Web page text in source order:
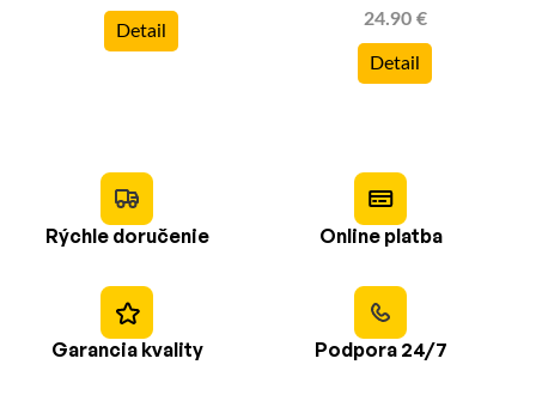
Detail
24.90 €
Detail
Rýchle doručenie Online platba
Garancia kvality Podpora 24/7